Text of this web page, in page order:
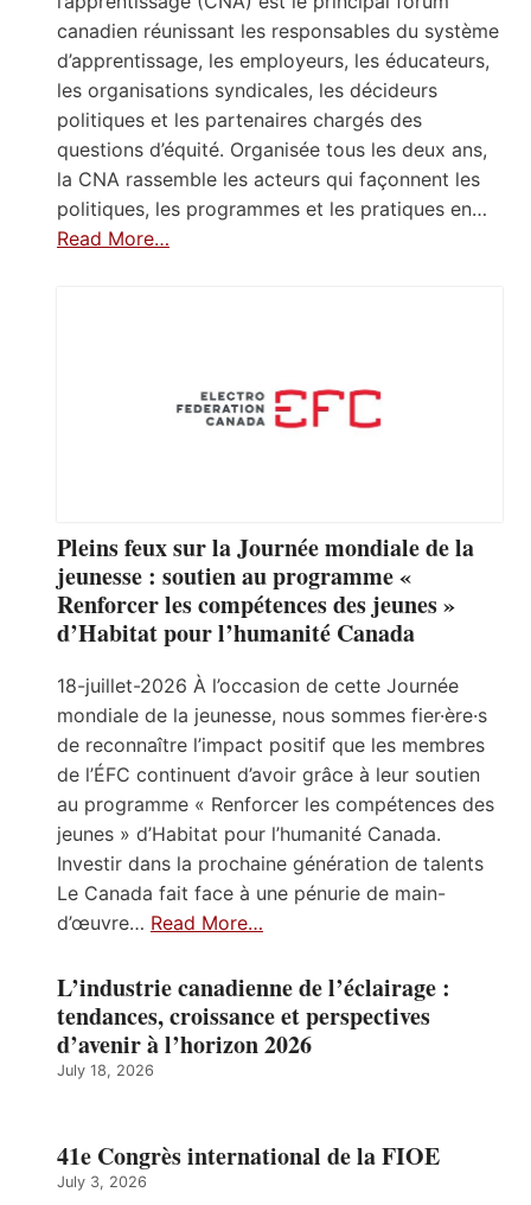
canadien réunissant les responsables du système
d’apprentissage, les employeurs, les éducateurs,
les organisations syndicales, les décideurs
politiques et les partenaires chargés des
questions d’équité. Organisée tous les deux ans,
la CNA rassemble les acteurs qui façonnent les
politiques, les programmes et les pratiques en…
Read More…
Pleins feux sur la Journée mondiale de la
jeunesse : soutien au programme «
Renforcer les compétences des jeunes »
d’Habitat pour l’humanité Canada
18-juillet-2026 À l’occasion de cette Journée
mondiale de la jeunesse, nous sommes fier·ère·s
de reconnaître l’impact positif que les membres
de l’ÉFC continuent d’avoir grâce à leur soutien
au programme « Renforcer les compétences des
jeunes » d’Habitat pour l’humanité Canada.
Investir dans la prochaine génération de talents
Le Canada fait face à une pénurie de main-
d’œuvre… Read More…
L’industrie canadienne de l’éclairage :
tendances, croissance et perspectives
d’avenir à l’horizon 2026
July 18, 2026
41e Congrès international de la FIOE
July 3, 2026